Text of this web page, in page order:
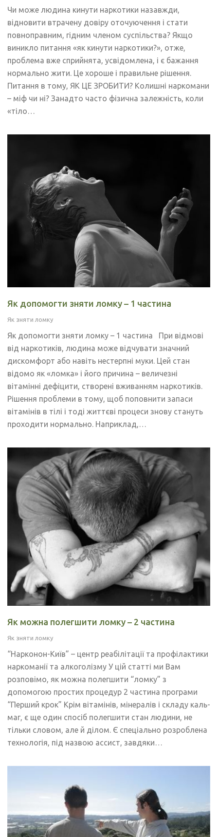
Чи може людина кинути наркотики назавжди,
відновити втрачену довіру оточуючення і стати
повноправним, гідним членом суспільства? Якщо
виникло питання «як кинути наркотики?», отже,
проблема вже сприйнята, усвідомлена, і є бажання
нормально жити. Це хороше і правильне рішення.
Питання в тому, ЯК ЦЕ ЗРОБИТИ? Колишні наркомани
– міф чи ні? Занадто часто фізична залежність, коли
«тіло…
Як допомогти зняти ломку – 1 частина
Як зняти ломку
Як допомогти зняти ломку – 1 частина При відмові
від наркотиків, людина може відчувати значний
дискомфорт або навіть нестерпні муки. Цей стан
відомо як «ломка» і його причина – величезні
вітамінні дефіцити, створені вживанням наркотиків.
Рішення проблеми в тому, щоб поповнити запаси
вітамінів в тілі і тоді життєві процеси знову стануть
проходити нормально. Наприклад,…
Як можна полегшити ломку – 2 частина
Як зняти ломку
“Нарконон-Київ” – центр реабілітації та профілактики
наркоманії та алкоголізму У цій статті ми Вам
розповімо, як можна полегшити “ломку” з
допомогою простих процедур 2 частина програми
“Перший крок” Крім вітамінів, мінералів і складу каль-
маг, є ще один спосіб полегшити стан людини, не
тільки словом, але й ділом. Є спеціально розроблена
технологія, під назвою ассист, завдяки…